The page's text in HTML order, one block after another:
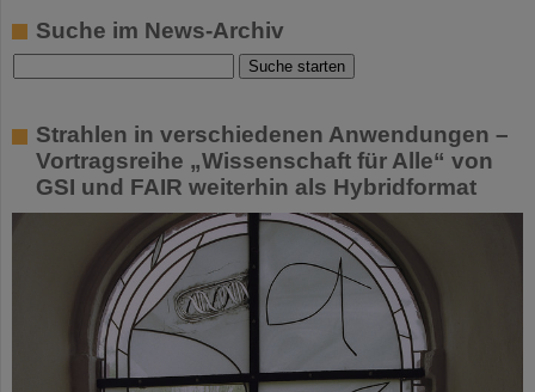
Suche im News-Archiv
Strahlen in verschiedenen Anwendungen –
Vortragsreihe „Wissenschaft für Alle“ von
GSI und FAIR weiterhin als Hybridformat